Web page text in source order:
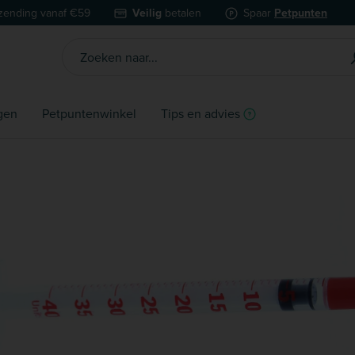
vanaf €59 Veilig betalen Spaar Petpunten
Petpuntenwinkel Tips en advies